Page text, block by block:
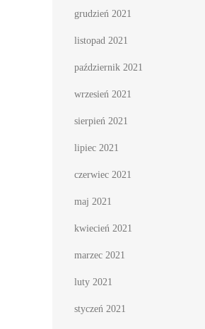
grudzień 2021
listopad 2021
październik 2021
wrzesień 2021
sierpień 2021
lipiec 2021
czerwiec 2021
maj 2021
kwiecień 2021
marzec 2021
luty 2021
styczeń 2021